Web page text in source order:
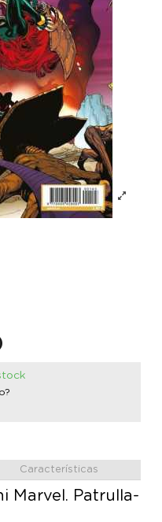
Características
Marvel. Patrulla-